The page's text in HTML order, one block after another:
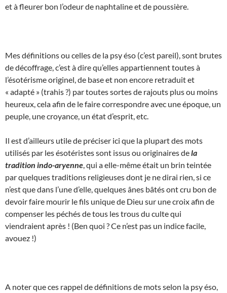
et à fleurer bon l’odeur de naphtaline et de poussière.
Mes définitions ou celles de la psy éso (c’est pareil), sont brutes
de décoffrage, c’est à dire qu’elles appartiennent toutes à
l’ésotérisme originel, de base et non encore retraduit et
« adapté » (trahis ?) par toutes sortes de rajouts plus ou moins
heureux, cela afin de le faire correspondre avec une époque, un
peuple, une croyance, un état d’esprit, etc.
Il est d’ailleurs utile de préciser ici que la plupart des mots
utilisés par les ésotéristes sont issus ou originaires dela
tradition indo-aryenne , qui a elle-même était un brin teintée
par quelques traditions religieuses dont je ne dirai rien, si ce
n’est que dans l’une d’elle, quelques ânes bâtés ont cru bon de
devoir faire mourir le fils unique de Dieu sur une croix afin de
compenser les péchés de tous les trous du culte qui
viendraient après ! (Ben quoi ? Ce n’est pas un indice facile,
avouez !)
A noter que ces rappel de définitions de mots selon la psy éso,